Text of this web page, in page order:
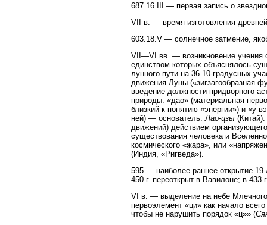
687.16.III — первая запись о
VII в. — время изготовления
603.18.V — солнечное затмение,
VII—VI вв. — возникновение учения
единством которых объяснялось
лунного пути на 36 10-градусных
движения Луны («зигзагообразная
введение должности придворного
природы: «дао» (материальная
близкий к понятию «энергии») и «у-
ней) — основатель: Лао-цзы
движений) действием
существования человека и
космического «жара», или
(Индия, «Ригведа»).
595 — наиболее раннее открытие
450 г. переоткрыт в Вавилоне; в
VI в. — выделение на небе
первоэлемент «ци» как начало всего
чтобы не нарушить порядок «ц»» (